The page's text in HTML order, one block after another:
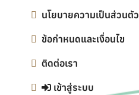
นโยบายความเป็นส่วนตัว
ข้อกำหนดและเงื่อนไข
ติดต่อเรา
เข้าสู่ระบบ